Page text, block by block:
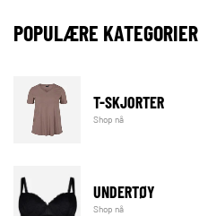
POPULÆRE KATEGORIER
T-SKJORTER
Shop nå
UNDERTØY
Shop nå